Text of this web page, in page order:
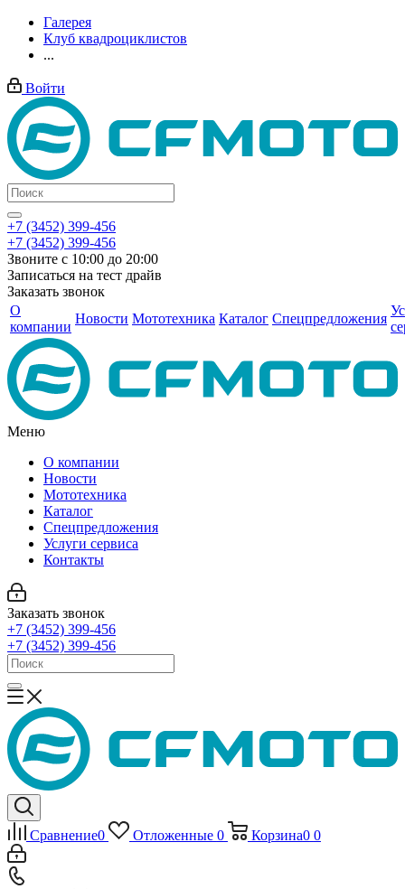
Галерея
Клуб квадроциклистов
...
Войти
+7 (3452) 399-456
+7 (3452) 399-456
Звоните с 10:00 до 20:00
Записаться на тест драйв
Заказать звонок
О
компании
Новости Мототехника Каталог Спецпредложения
Меню
О компании
Новости
Мототехника
Каталог
Спецпредложения
Услуги сервиса
Контакты
Заказать звонок
+7 (3452) 399-456
+7 (3452) 399-456
Сравнение0 Отложенные 0 Корзина0 0